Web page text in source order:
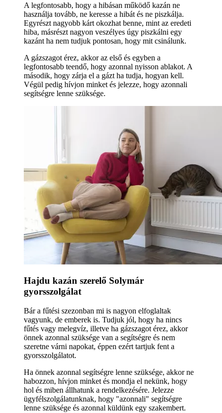
A legfontosabb, hogy a hibásan működő kazán ne
használja tovább, ne keresse a hibát és ne piszkálja.
Egyrészt nagyobb kárt okozhat benne, mint az eredeti
hiba, másrészt nagyon veszélyes úgy piszkálni egy
kazánt ha nem tudjuk pontosan, hogy mit csinálunk.
A gázszagot érez, akkor az első és egyben a
legfontosabb teendő, hogy azonnal nyisson ablakot. A
második, hogy zárja el a gázt ha tudja, hogyan kell.
Végül pedig hívjon minket és jelezze, hogy azonnali
segítségre lenne szüksége.
Hajdu kazán szerelő Solymár
gyorsszolgálat
Bár a fűtési szezonban mi is nagyon elfoglaltak
vagyunk, de emberek is. Tudjuk jól, hogy ha nincs
fűtés vagy melegvíz, illetve ha gázszagot érez, akkor
önnek azonnal szüksége van a segítségre és nem
szeretne várni napokat, éppen ezért tartjuk fent a
gyorsszolgálatot.
Ha önnek azonnal segítségre lenne szüksége, akkor ne
habozzon, hívjon minket és mondja el nekünk, hogy
hol és miben állhatunk a rendelkezésére. Jelezze
ügyfélszolgálatunknak, hogy "azonnali" segítségre
lenne szüksége és azonnal küldünk egy szakembert.